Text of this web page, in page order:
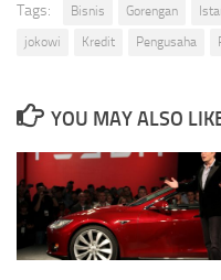
Tags: Bisnis Gorengan
jokowi
Kredit Pengusaha
YOU MAY ALSO